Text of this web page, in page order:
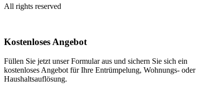
All rights reserved
Kostenloses Angebot
Füllen Sie jetzt unser Formular aus und sichern Sie sich ein
kostenloses Angebot für Ihre Entrümpelung, Wohnungs- oder
Haushaltsauflösung.